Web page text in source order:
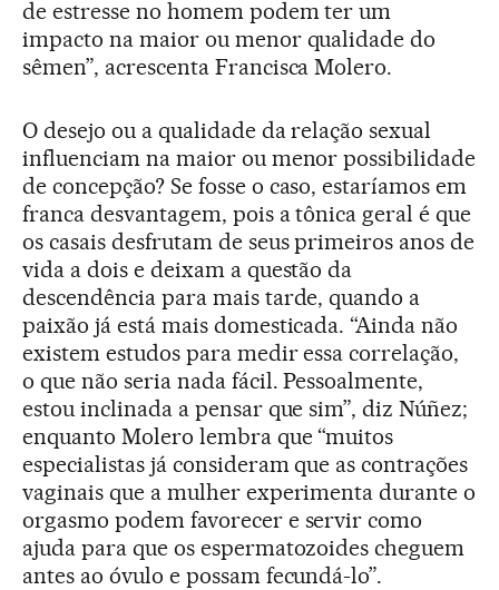
de estresse no homem podem ter um
impacto na maior ou menor qualidade do
sêmen”, acrescenta Francisca Molero.
O desejo ou a qualidade da relação sexual
influenciam na maior ou menor possibilidade
de concepção? Se fosse o caso, estaríamos em
franca desvantagem, pois a tônica geral é que
os casais desfrutam de seus primeiros anos de
vida a dois e deixam a questão da
descendência para mais tarde, quando a
paixão já está mais domesticada. “Ainda não
existem estudos para medir essa correlação,
o que não seria nada fácil. Pessoalmente,
estou inclinada a pensar que sim”, diz Núñez;
enquanto Molero lembra que “muitos
especialistas já consideram que as contrações
vaginais que a mulher experimenta durante o
orgasmo podem favorecer e servir como
ajuda para que os espermatozoides cheguem
antes ao óvulo e possam fecundá-lo”.